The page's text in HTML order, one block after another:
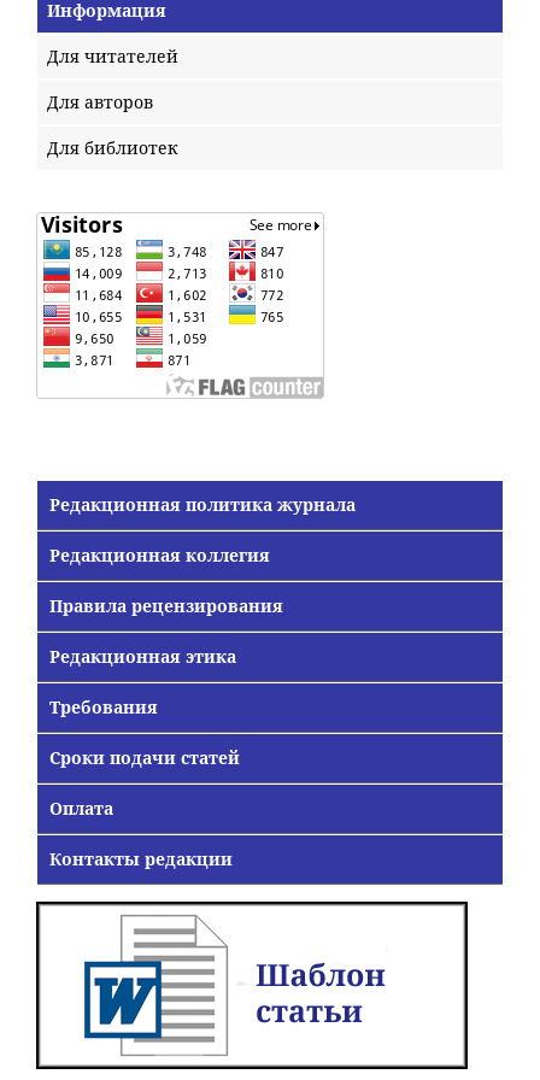
Информация
Для читателей
Для авторов
Для библиотек
Редакционная политика журнала
Редакционная коллегия
Правила рецензирования
Редакционная этика
Требования
Сроки подачи статей
Оплата
Контакты редакции